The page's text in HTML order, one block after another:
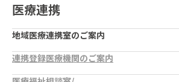
医療連携
地域医療連携室のご案内
連携登録医療機関のご案内